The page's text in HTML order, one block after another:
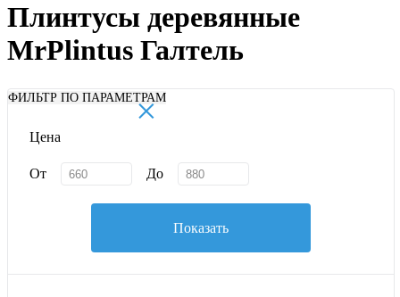
Плинтусы деревянные
MrPlintus Галтель
ФИЛЬТР ПО ПАРАМЕТРАМ
×
Цена
От До
Показать